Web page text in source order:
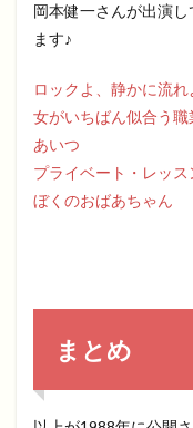
岡本健一さんが出演
ます♪
ロックよ、静かに流れ
女がいちばん似合う職
あいつ
プライベート・レッス
ぼくのおばあちゃん
まとめ